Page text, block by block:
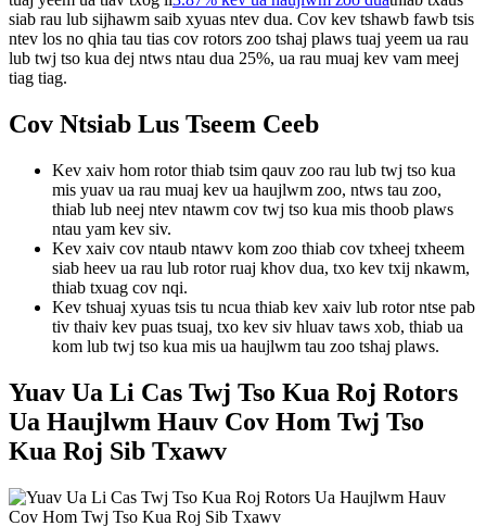
siab rau lub sijhawm saib xyuas ntev dua. Cov kev tshawb fawb tsis
ntev los no qhia tau tias cov rotors zoo tshaj plaws tuaj yeem ua rau
lub twj tso kua dej ntws ntau dua 25%, ua rau muaj kev vam meej
tiag tiag.
Cov Ntsiab Lus Tseem Ceeb
Kev xaiv hom rotor thiab tsim qauv zoo rau lub twj tso kua
mis yuav ua rau muaj kev ua haujlwm zoo, ntws tau zoo,
thiab lub neej ntev ntawm cov twj tso kua mis thoob plaws
ntau yam kev siv.
Kev xaiv cov ntaub ntawv kom zoo thiab cov txheej txheem
siab heev ua rau lub rotor ruaj khov dua, txo kev txij nkawm,
thiab txuag cov nqi.
Kev tshuaj xyuas tsis tu ncua thiab kev xaiv lub rotor ntse pab
tiv thaiv kev puas tsuaj, txo kev siv hluav taws xob, thiab ua
kom lub twj tso kua mis ua haujlwm tau zoo tshaj plaws.
Yuav Ua Li Cas Twj Tso Kua Roj Rotors
Ua Haujlwm Hauv Cov Hom Twj Tso
Kua Roj Sib Txawv